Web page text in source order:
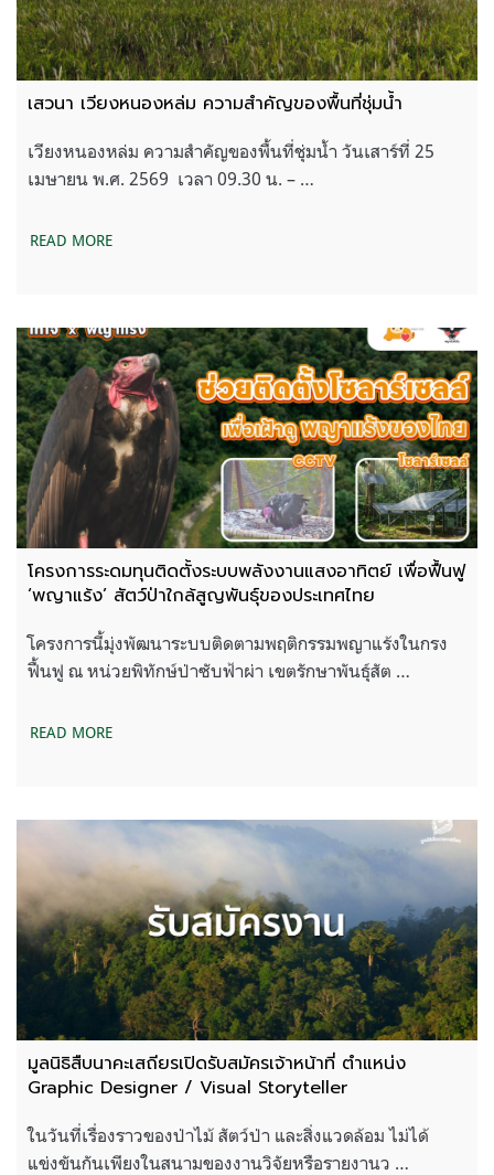
เสวนา เวียงหนองหล่ม ความสำคัญของพื้นที่ชุ่มน้ำ
เวียงหนองหล่ม ความสำคัญของพื้นที่ชุ่มน้ำ วันเสาร์ที่ 25
เมษายน พ.ศ. 2569 เวลา 09.30 น. – …
READ MORE
โครงการระดมทุนติดตั้งระบบพลังงานแสงอาทิตย์ เพื่อฟื้นฟู
‘พญาแร้ง’ สัตว์ป่าใกล้สูญพันธุ์ของประเทศไทย
โครงการนี้มุ่งพัฒนาระบบติดตามพฤติกรรมพญาแร้งในกรง
ฟื้นฟู ณ หน่วยพิทักษ์ป่าซับฟ้าผ่า เขตรักษาพันธุ์สัต …
READ MORE
มูลนิธิสืบนาคะเสถียรเปิดรับสมัครเจ้าหน้าที่ ตำแหน่ง
Graphic Designer / Visual Storyteller
ในวันที่เรื่องราวของป่าไม้ สัตว์ป่า และสิ่งแวดล้อม ไม่ได้
แข่งขันกันเพียงในสนามของงานวิจัยหรือรายงานว …